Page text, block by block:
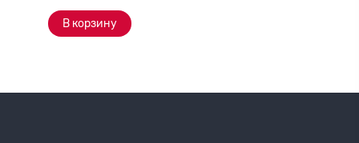
В корзину